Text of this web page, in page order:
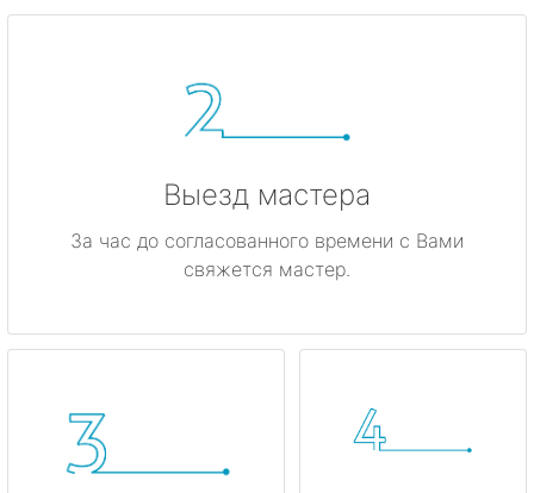
Выезд мастера
За час до согласованного времени с Вами
свяжется мастер.